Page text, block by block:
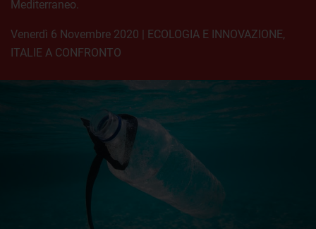
Mediterraneo.
venerdì 6 Novembre 2020 | ECOLOGIA E INNOVAZIONE,
ITALIE A CONFRONTO